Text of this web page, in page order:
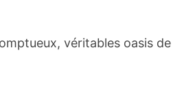
véritables oasis de